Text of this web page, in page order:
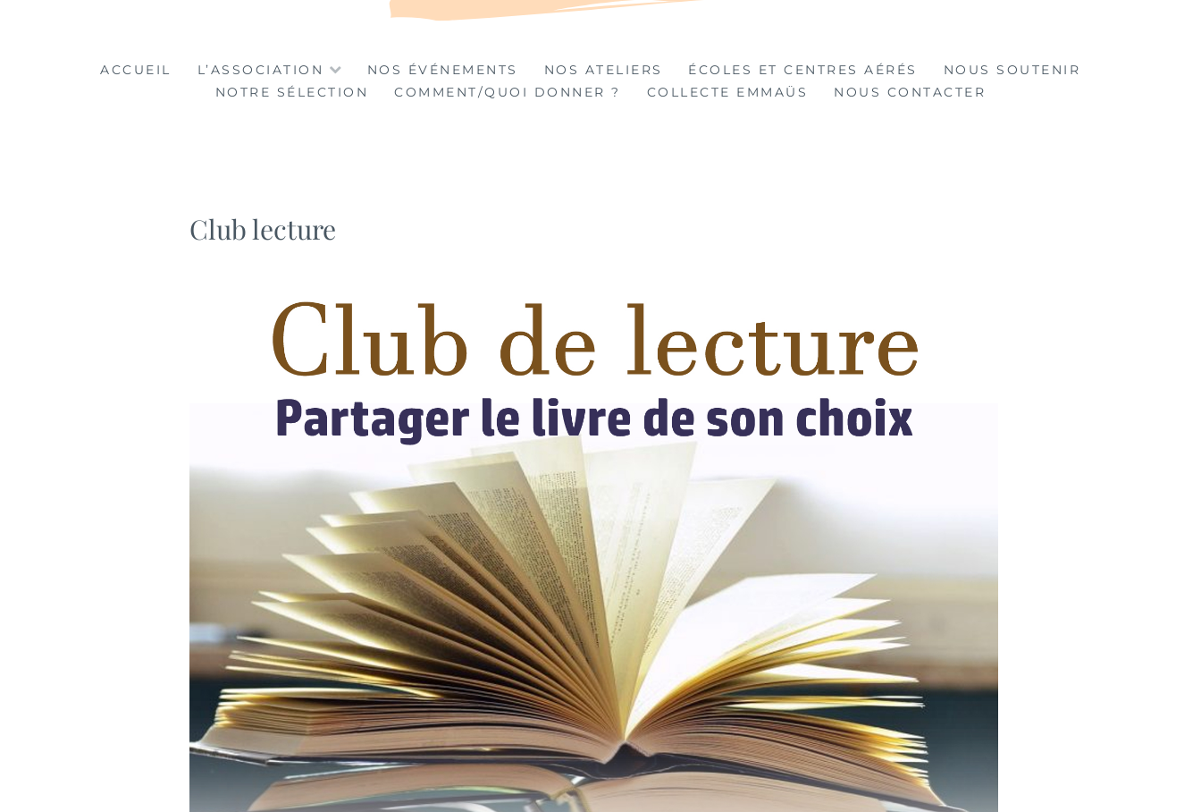
LA TABLE DES MATIÈRES
ACCUEIL L’ASSOCIATION NOS ÉVÉNEMENTS NOS ATELIERS ÉCOLES ET CENTRES AÉRÉS
NOUS SOUTENIR
NOTRE SÉLECTION
COMMENT/QUOI DONNER ? COLLECTE EMMAÜS NOUS CONTACTER
Club lecture